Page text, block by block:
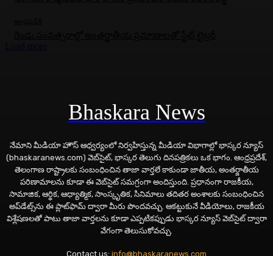
Bhaskara News
నేమాని మీడియా హౌస్ ఆధ్వర్యంలో నిర్వహిస్తున్న మీడియా విభాగాల్లో భాస్కర న్యూస్
(bhaskaranews.com) వెబ్‌సైట్, భాస్కర తెలుగు దినపత్రికలు ఒక భాగం. ఆంధ్రప్రదేశ్,
తెలంగాణ రాష్ట్రాలకు సంబంధించిన తాజా వార్తలే కాకుండా జాతీయ, అంతర్జాతీయ
పరిణామాలను కూడా ఈ వెబ్‌సైట్ సమగ్రంగా అందిస్తుంది. ప్రధానంగా రాజకీయ,
సామాజిక, ఆర్థిక, ఆధ్యాత్మిక, సాంస్కృతిక, సినిమాలు తదితర అంశాలకు సంబంధించిన
అప్‌డేట్స్‌ను ఈ ప్లాట్‌ఫామ్‌ ద్వారా మీరు పొందవచ్చు. ఆకట్టుకునే వీడియోలు, రాజకీయ
విశ్లేషణలతో పాటు తాజా వార్తలను కూడా ఎప్పటికప్పుడు భాస్కర న్యూస్ వెబ్‌సైట్ ద్వారా
వేగంగా తెలుసుకోవచ్చు.
Contact us: info@bhaskaranews.com